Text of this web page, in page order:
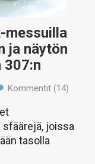
messuilla
ja näytön
307:n
Kommentit (14)
joissa
tasolla